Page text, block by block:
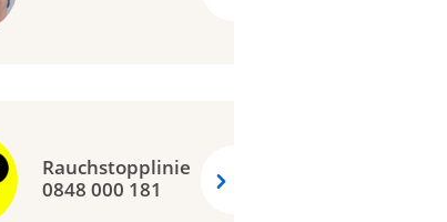
Rauchstopplinie
0848 000 181